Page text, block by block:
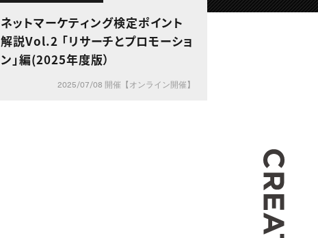
ネットマーケティング検定ポイント
解説Vol.2 「リサーチとプロモーショ
ン」編(2025年度版）
2025/07/08 開催【オンライン開催】